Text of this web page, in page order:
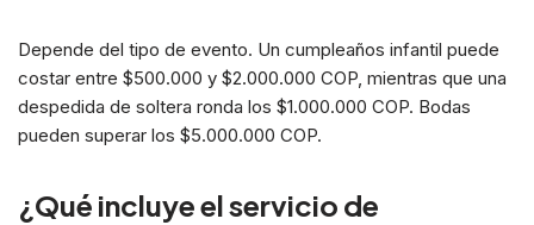
Depende del tipo de evento. Un cumpleaños infantil puede
costar entre $500.000 y $2.000.000 COP, mientras que una
despedida de soltera ronda los $1.000.000 COP. Bodas
pueden superar los $5.000.000 COP.
¿Qué incluye el servicio de